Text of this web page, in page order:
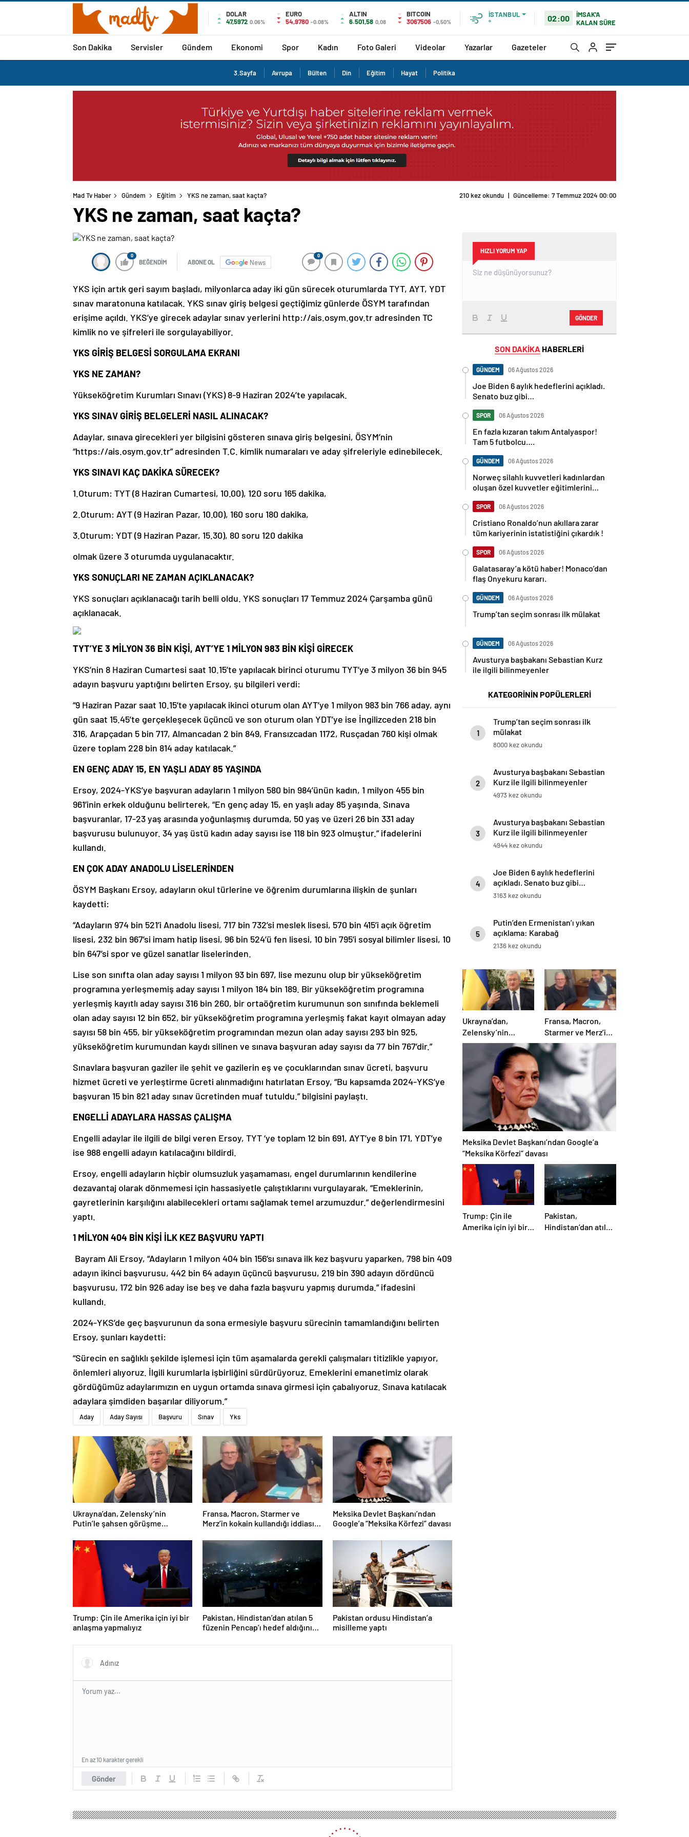
DOLAR
47,5972 0.06%
EURO
54,9780 -0.08%
ALTIN
6.501,58 0,08
BITCOIN
3067506 -0,50%
İSTANBUL
°
02:00
İMSAK'A
KALAN SÜRE
Son Dakika Servisler Gündem Ekonomi Spor Kadın Foto Galeri Videolar Yazarlar Gazeteler
3.Sayfa Avrupa Bülten Din Eğitim Hayat Politika
Mad Tv Haber Gündem Eğitim YKS ne zaman, saat kaçta? 210 kez okundu | Güncelleme: 7 Temmuz 2024 00:00
YKS ne zaman, saat kaçta?
0
BEĞENDİM ABONE OL News
0
YKS için artık geri sayım başladı, milyonlarca aday iki gün sürecek oturumlarda TYT, AYT, YDT
sınav maratonuna katılacak. YKS sınav giriş belgesi geçtiğimiz günlerde ÖSYM tarafından
erişime açıldı. YKS’ye girecek adaylar sınav yerlerini http://ais.osym.gov.tr adresinden TC
kimlik no ve şifreleri ile sorgulayabiliyor.
YKS GİRİŞ BELGESİ SORGULAMA EKRANI
YKS NE ZAMAN?
Yükseköğretim Kurumları Sınavı (YKS) 8-9 Haziran 2024’te yapılacak.
YKS SINAV GİRİŞ BELGELERİ NASIL ALINACAK?
Adaylar, sınava girecekleri yer bilgisini gösteren sınava giriş belgesini, ÖSYM’nin
“https://ais.osym.gov.tr” adresinden T.C. kimlik numaraları ve aday şifreleriyle edinebilecek.
YKS SINAVI KAÇ DAKİKA SÜRECEK?
1.Oturum: TYT (8 Haziran Cumartesi, 10.00), 120 soru 165 dakika,
2.Oturum: AYT (9 Haziran Pazar, 10.00), 160 soru 180 dakika,
3.Oturum: YDT (9 Haziran Pazar, 15.30), 80 soru 120 dakika
olmak üzere 3 oturumda uygulanacaktır.
YKS SONUÇLARI NE ZAMAN AÇIKLANACAK?
YKS sonuçları açıklanacağı tarih belli oldu. YKS sonuçları 17 Temmuz 2024 Çarşamba günü
açıklanacak.
TYT’YE 3 MİLYON 36 BİN KİŞİ, AYT’YE 1 MİLYON 983 BİN KİŞİ GİRECEK
YKS’nin 8 Haziran Cumartesi saat 10.15’te yapılacak birinci oturumu TYT’ye 3 milyon 36 bin 945
adayın başvuru yaptığını belirten Ersoy, şu bilgileri verdi:
“9 Haziran Pazar saat 10.15’te yapılacak ikinci oturum olan AYT’ye 1 milyon 983 bin 766 aday, aynı
gün saat 15.45’te gerçekleşecek üçüncü ve son oturum olan YDT’ye ise İngilizceden 218 bin
316, Arapçadan 5 bin 717, Almancadan 2 bin 849, Fransızcadan 1172, Rusçadan 760 kişi olmak
üzere toplam 228 bin 814 aday katılacak.”
EN GENÇ ADAY 15, EN YAŞLI ADAY 85 YAŞINDA
Ersoy, 2024-YKS’ye başvuran adayların 1 milyon 580 bin 984’ünün kadın, 1 milyon 455 bin
961’inin erkek olduğunu belirterek, “En genç aday 15, en yaşlı aday 85 yaşında. Sınava
başvuranlar, 17-23 yaş arasında yoğunlaşmış durumda, 50 yaş ve üzeri 26 bin 331 aday
başvurusu bulunuyor. 34 yaş üstü kadın aday sayısı ise 118 bin 923 olmuştur.” ifadelerini
kullandı.
EN ÇOK ADAY ANADOLU LİSELERİNDEN
ÖSYM Başkanı Ersoy, adayların okul türlerine ve öğrenim durumlarına ilişkin de şunları
kaydetti:
“Adayların 974 bin 521’i Anadolu lisesi, 717 bin 732’si meslek lisesi, 570 bin 415’i açık öğretim
lisesi, 232 bin 967’si imam hatip lisesi, 96 bin 524’ü fen lisesi, 10 bin 795’i sosyal bilimler lisesi, 10
bin 647’si spor ve güzel sanatlar liselerinden.
Lise son sınıfta olan aday sayısı 1 milyon 93 bin 697, lise mezunu olup bir yükseköğretim
programına yerleşmemiş aday sayısı 1 milyon 184 bin 189. Bir yükseköğretim programına
yerleşmiş kayıtlı aday sayısı 316 bin 260, bir ortaöğretim kurumunun son sınıfında beklemeli
olan aday sayısı 12 bin 652, bir yükseköğretim programına yerleşmiş fakat kayıt olmayan aday
sayısı 58 bin 455, bir yükseköğretim programından mezun olan aday sayısı 293 bin 925,
yükseköğretim kurumundan kaydı silinen ve sınava başvuran aday sayısı da 77 bin 767’dir.”
Sınavlara başvuran gaziler ile şehit ve gazilerin eş ve çocuklarından sınav ücreti, başvuru
hizmet ücreti ve yerleştirme ücreti alınmadığını hatırlatan Ersoy, “Bu kapsamda 2024-YKS’ye
başvuran 15 bin 821 aday sınav ücretinden muaf tutuldu.” bilgisini paylaştı.
ENGELLİ ADAYLARA HASSAS ÇALIŞMA
Engelli adaylar ile ilgili de bilgi veren Ersoy, TYT ‘ye toplam 12 bin 691, AYT’ye 8 bin 171, YDT’ye
ise 988 engelli adayın katılacağını bildirdi.
Ersoy, engelli adayların hiçbir olumsuzluk yaşamaması, engel durumlarının kendilerine
dezavantaj olarak dönmemesi için hassasiyetle çalıştıklarını vurgulayarak, “Emeklerinin,
gayretlerinin karşılığını alabilecekleri ortamı sağlamak temel arzumuzdur.” değerlendirmesini
yaptı.
1 MİLYON 404 BİN KİŞİ İLK KEZ BAŞVURU YAPTI
Bayram Ali Ersoy, “Adayların 1 milyon 404 bin 156’sı sınava ilk kez başvuru yaparken, 798 bin 409
adayın ikinci başvurusu, 442 bin 64 adayın üçüncü başvurusu, 219 bin 390 adayın dördüncü
başvurusu, 172 bin 926 aday ise beş ve daha fazla başvuru yapmış durumda.” ifadesini
kullandı.
2024-YKS’de geç başvurunun da sona ermesiyle başvuru sürecinin tamamlandığını belirten
Ersoy, şunları kaydetti:
“Sürecin en sağlıklı şekilde işlemesi için tüm aşamalarda gerekli çalışmaları titizlikle yapıyor,
önlemleri alıyoruz. İlgili kurumlarla işbirliğini sürdürüyoruz. Emeklerini emanetimiz olarak
gördüğümüz adaylarımızın en uygun ortamda sınava girmesi için çabalıyoruz. Sınava katılacak
adaylara şimdiden başarılar diliyorum.”
Aday Aday Sayısı Başvuru Sınav Yks
Ukrayna’dan, Zelensky’nin
Putin’le şahsen görüşme
Fransa, Macron, Starmer ve
Merz’in kokain kullandığı iddiasını
Meksika Devlet Başkanı’ndan
Google’a “Meksika Körfezi” davası
Trump: Çin ile Amerika için iyi bir
anlaşma yapmalıyız
Pakistan, Hindistan’dan atılan 5
füzenin Pencap’ı hedef aldığını
Pakistan ordusu Hindistan’a
misilleme yaptı
Gönder
En az 10 karakter gerekli
HIZLI YORUM YAP
GÖNDER
SON DAKİKA HABERLERİ
GÜNDEM 06 Ağustos 2026
Joe Biden 6 aylık hedeflerini açıkladı.
Senato buz gibi…
SPOR 06 Ağustos 2026
En fazla kızaran takım Antalyaspor!
Tam 5 futbolcu….
GÜNDEM 06 Ağustos 2026
Norweç silahlı kuvvetleri kadınlardan
oluşan özel kuvvetler eğitimlerini
SPOR 06 Ağustos 2026
Cristiano Ronaldo’nun akıllara zarar
tüm kariyerinin istatistiğini çıkardık !
SPOR 06 Ağustos 2026
Galatasaray’a kötü haber! Monaco’dan
flaş Onyekuru kararı.
GÜNDEM 06 Ağustos 2026
Trump’tan seçim sonrası ilk mülakat
GÜNDEM 06 Ağustos 2026
Avusturya başbakanı Sebastian Kurz
ile ilgili bilinmeyenler
KATEGORİNİN POPÜLERLERİ
1
Trump’tan seçim sonrası ilk
mülakat
8000 kez okundu
2
Avusturya başbakanı Sebastian
Kurz ile ilgili bilinmeyenler
4973 kez okundu
3
Avusturya başbakanı Sebastian
Kurz ile ilgili bilinmeyenler
4944 kez okundu
4
Joe Biden 6 aylık hedeflerini
açıkladı. Senato buz gibi…
3163 kez okundu
5
Putin’den Ermenistan’ı yıkan
açıklama: Karabağ
Azerbaycan’ın ayrılmaz bir
2136 kez okundu
Ukrayna’dan,
Zelensky’nin
Putin’le şahsen
görüşme talebine
ilişkin açıklama
Fransa, Macron,
Starmer ve Merz’in
kokain kullandığı
iddiasını yalanladı
Meksika Devlet Başkanı’ndan Google’a
“Meksika Körfezi” davası
Trump: Çin ile
Amerika için iyi bir
Pakistan,
Hindistan’dan atılan